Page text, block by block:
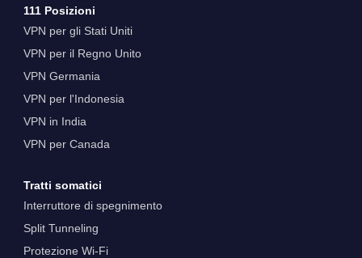
111 Posizioni
VPN per gli Stati Uniti
VPN per il Regno Unito
VPN Germania
VPN per l'Indonesia
VPN in India
VPN per Canada
Tratti somatici
Interruttore di spegnimento
Split Tunneling
Protezione Wi-Fi